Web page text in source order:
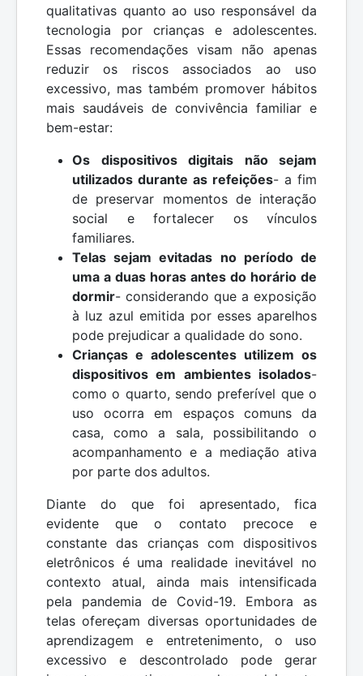
qualitativas quanto ao uso responsável da
tecnologia por crianças e adolescentes.
Essas recomendações visam não apenas
reduzir os riscos associados ao uso
excessivo, mas também promover hábitos
mais saudáveis de convivência familiar e
bem-estar:
Os dispositivos digitais não sejam
utilizados durante as refeições- a fim
de preservar momentos de interação
social e fortalecer os vínculos
familiares.
Telas sejam evitadas no período de
uma a duas horas antes do horário de
dormir- considerando que a exposição
à luz azul emitida por esses aparelhos
pode prejudicar a qualidade do sono.
Crianças e adolescentes utilizem os
dispositivos em ambientes isolados-
como o quarto, sendo preferível que o
uso ocorra em espaços comuns da
casa, como a sala, possibilitando o
acompanhamento e a mediação ativa
por parte dos adultos.
Diante do que foi apresentado, fica
evidente que o contato precoce e
constante das crianças com dispositivos
eletrônicos é uma realidade inevitável no
contexto atual, ainda mais intensificada
pela pandemia de Covid-19. Embora as
telas ofereçam diversas oportunidades de
aprendizagem e entretenimento, o uso
excessivo e descontrolado pode gerar